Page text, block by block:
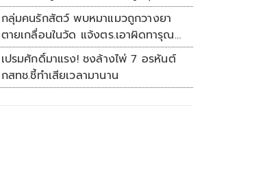
เกิน117,000บาท
กลุ่มคนรักสัตว์ พบหมาแมวถูกวางยา
ตายเกลื่อนในวัด แจ้งตร.เอาผิดทารุณ
สัตว์
เปรมศักดิ์มาแรง! ชงล้างไพ่ 7 อรหันต์
กสทช.ชี้ทำเสียเวลามานาน